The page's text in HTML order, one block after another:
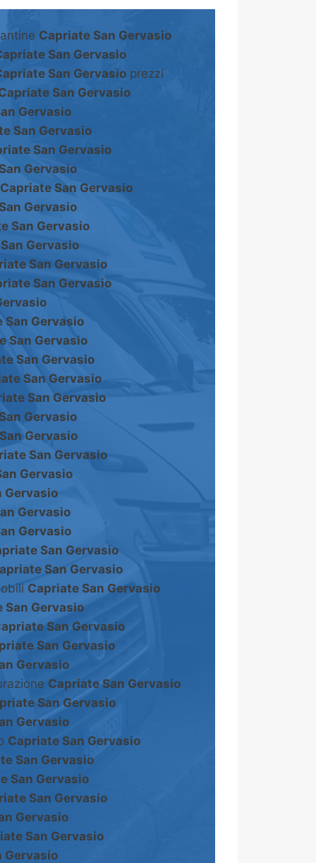
Capriate San Gervasio
San Gervasio
San Gervasio prezzi
San Gervasio
Gervasio
San Gervasio
San Gervasio
Gervasio
Capriate San Gervasio
Gervasio
San Gervasio
Gervasio
San Gervasio
San Gervasio
San Gervasio
San Gervasio
San Gervasio
San Gervasio
San Gervasio
Gervasio
Gervasio
San Gervasio
Gervasio
Gervasio
Gervasio
Gervasio
San Gervasio
San Gervasio
Capriate San Gervasio
San Gervasio
San Gervasio
San Gervasio
Gervasio
Capriate San Gervasio
San Gervasio
Gervasio
Capriate San Gervasio
San Gervasio
San Gervasio
San Gervasio
Gervasio
San Gervasio
Gervasio